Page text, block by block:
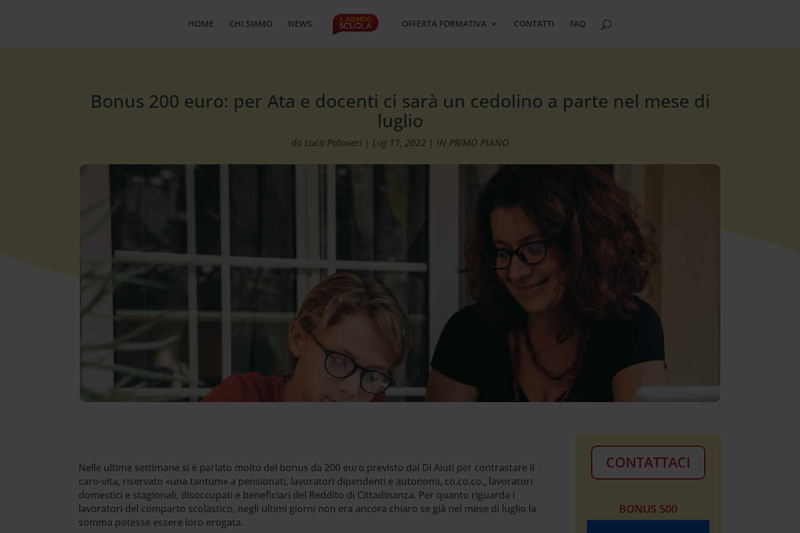
HOME CHI SIAMO NEWS OFFERTA FORMATIVA CONTATTI FAQ
Bonus 200 euro: per Ata e docenti ci sarà un cedolino a parte nel mese di
luglio
da Luca Palmieri | Lug 11, 2022 | IN PRIMO PIANO
Nelle ultime settimane si è parlato molto del bonus da 200 euro previsto dal Dl Aiuti per contrastare il
caro-vita, riservato «una tantum» a pensionati, lavoratori dipendenti e autonomi, co.co.co., lavoratori
domestici e stagionali, disoccupati e beneficiari del Reddito di Cittadinanza. Per quanto riguarda i
lavoratori del comparto scolastico, negli ultimi giorni non era ancora chiaro se già nel mese di luglio la
somma potesse essere loro erogata.
CONTATTACI
BONUS 500